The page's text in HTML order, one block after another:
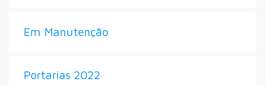
Em Manutenção
Portarias 2022